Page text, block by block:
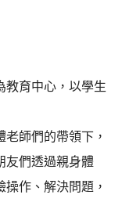
教育中心，以學生
老師們的帶領下，
友們透過親身體
作、解決問題，